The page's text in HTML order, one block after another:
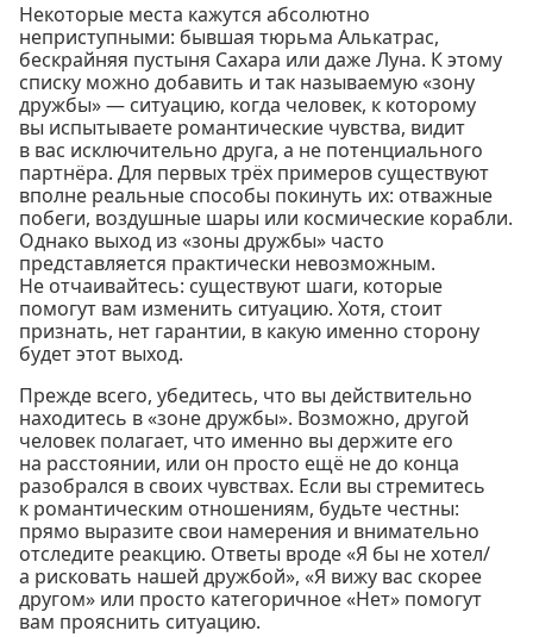
Некоторые места кажутся абсолютно
неприступными: бывшая тюрьма Алькатрас,
бескрайняя пустыня Сахара или даже Луна. К этому
списку можно добавить и так называемую «зону
дружбы» — ситуацию, когда человек, к которому
вы испытываете романтические чувства, видит
в вас исключительно друга, а не потенциального
партнёра. Для первых трёх примеров существуют
вполне реальные способы покинуть их: отважные
побеги, воздушные шары или космические корабли.
Однако выход из «зоны дружбы» часто
представляется практически невозможным.
Не отчаивайтесь: существуют шаги, которые
помогут вам изменить ситуацию. Хотя, стоит
признать, нет гарантии, в какую именно сторону
будет этот выход.
Прежде всего, убедитесь, что вы действительно
находитесь в «зоне дружбы». Возможно, другой
человек полагает, что именно вы держите его
на расстоянии, или он просто ещё не до конца
разобрался в своих чувствах. Если вы стремитесь
к романтическим отношениям, будьте честны:
прямо выразите свои намерения и внимательно
отследите реакцию. Ответы вроде «Я бы не хотел/
а рисковать нашей дружбой», «Я вижу вас скорее
другом» или просто категоричное «Нет» помогут
вам прояснить ситуацию.